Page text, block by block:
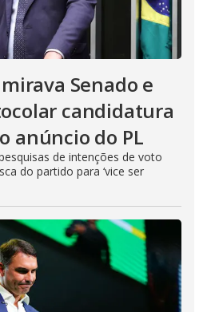
Senado e
candidatura
anúncio do PL
de intenções de voto
do partido para ‘vice ser